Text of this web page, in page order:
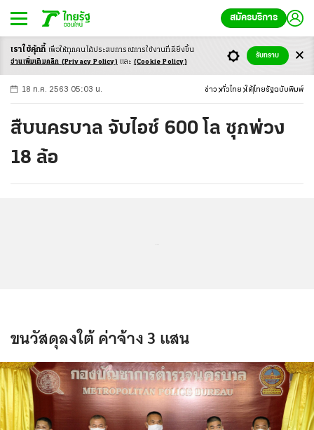
สมัครบริการ
-ก ก ก+
18 ก.ค. 2563 05:03 น. ข่าว ทั่วไทย ใต้ ไทยรัฐฉบับพิมพ์
สืบนครบาล จับไอซ์ 600 โล ซุกพ่วง
18 ล้อ
ขนวัสดุลงใต้ ค่าจ้าง 3 แสน
เราใช้คุ้กกี้ เพื่อให้ทุกคนได้ประสบการณ์การใช้งานที่ดียิ่งขึ้น
อ่านเพิ่มเติมคลิก (Privacy Policy) และ (Cookie Policy)
รับทราบ